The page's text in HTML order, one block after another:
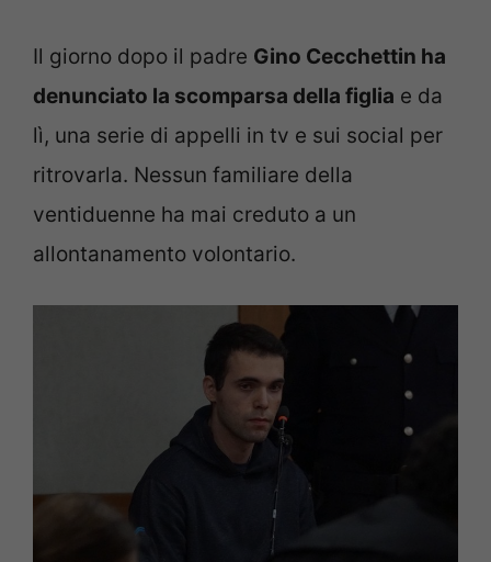
Il giorno dopo il padre Gino Cecchettin ha
denunciato la scomparsa della figlia e da
lì, una serie di appelli in tv e sui social per
ritrovarla. Nessun familiare della
ventiduenne ha mai creduto a un
allontanamento volontario.